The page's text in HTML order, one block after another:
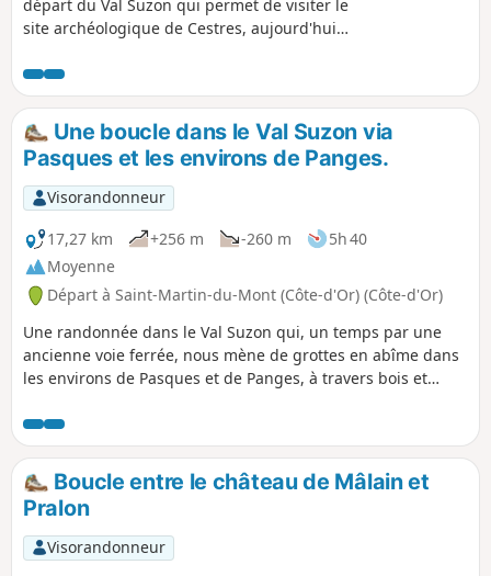
départ du Val Suzon qui permet de visiter le
site archéologique de Cestres, aujourd'hui
Gaillard. Elle nous conduit ensuite d'un
lavoir à un autre entre Cestres, Froideville et
les Bordes Bricard avant de redescendre le
GR®®2 pour y retrouver la résurgence du
Ru Blanc.
Une boucle dans le Val Suzon via
Pasques et les environs de Panges.
Visorandonneur
17,27 km
+256 m -260 m
5h 40
Moyenne
Départ à Saint-Martin-du-Mont (Côte-d'Or) (Côte-d'Or)
Une randonnée dans le Val Suzon qui, un temps par une
ancienne voie ferrée, nous mène de grottes en abîme dans
les environs de Pasques et de Panges, à travers bois et
Boucle entre le château de Mâlain et
Pralon
Visorandonneur